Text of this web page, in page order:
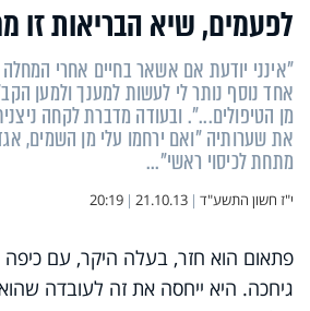
לפעמים, שיא הבריאות זו
"אינני יודעת אם אשאר בחיים אחרי
אחד נוסף נותר לי לעשות למענך ולמען
מן הטיפולים...". ובעודה מדברת לקחה
את שערותיה "ואם ירחמו עלי מן השמים,
מתחת לכיסוי ראשי"...
י"ז חשון התשע"ד |
21.10.13
|
20:19
פתאום הוא חזר, בעלה היקר, עם
גיחכה. היא ייחסה את זה לעובדה